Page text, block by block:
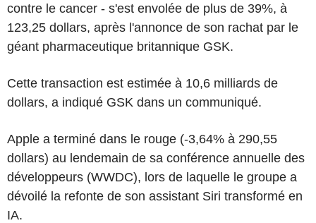
contre le cancer - s'est envolée de plus de 39%, à
123,25 dollars, après l'annonce de son rachat par le
géant pharmaceutique britannique GSK.
Cette transaction est estimée à 10,6 milliards de
dollars, a indiqué GSK dans un communiqué.
Apple a terminé dans le rouge (-3,64% à 290,55
dollars) au lendemain de sa conférence annuelle des
développeurs (WWDC), lors de laquelle le groupe a
dévoilé la refonte de son assistant Siri transformé en
IA.